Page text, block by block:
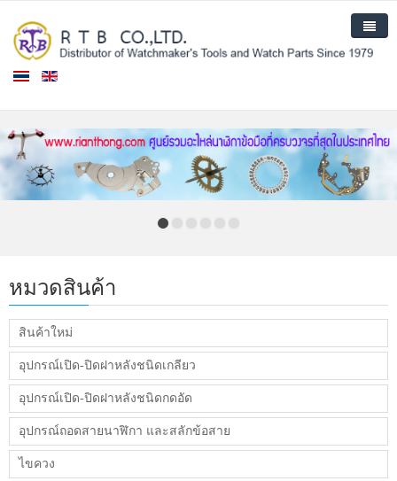
หมวดสินค้า
สินค้าใหม่
อุปกรณ์เปิด-ปิดฝาหลังชนิดเกลียว
อุปกรณ์เปิด-ปิดฝาหลังชนิดกดอัด
อุปกรณ์ถอดสายนาฬิกา และสลักข้อสาย
ไขควง
สินค้า
สินค้าใหม่
เกี่ยวกับเรา